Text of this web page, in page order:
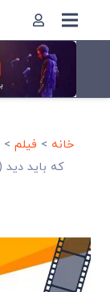
خانه > فیلم>